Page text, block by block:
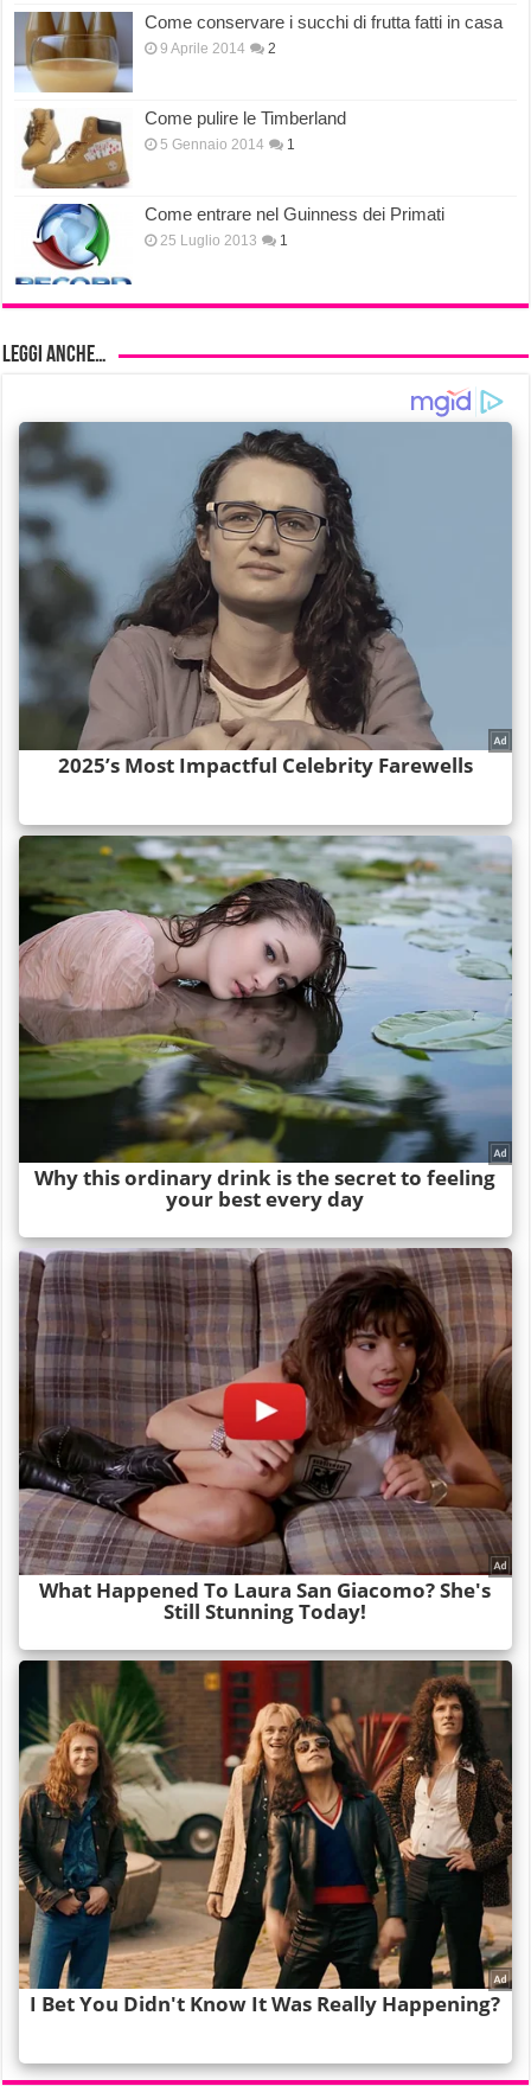
Come conservare i succhi di frutta fatti in casa
9 Aprile 2014 2
Come pulire le Timberland
5 Gennaio 2014 1
Come entrare nel Guinness dei Primati
25 Luglio 2013 1
Leggi anche…